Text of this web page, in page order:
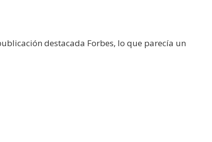
destacada Forbes, lo que parecía un